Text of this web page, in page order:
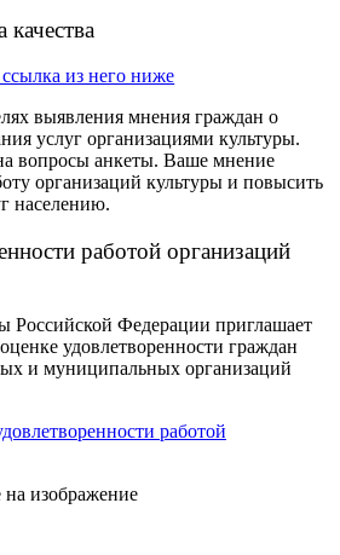
качества
выявления мнения граждан о
услуг организациями культуры.
вопросы анкеты. Ваше мнение
организаций культуры и повысить
населению.
работой организаций
Российской Федерации приглашает
удовлетворенности граждан
и муниципальных организаций
изображение